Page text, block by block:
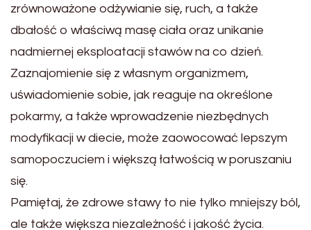
zrównoważone odżywianie się, ruch, a także
dbałość o właściwą masę ciała oraz unikanie
nadmiernej eksploatacji stawów na co dzień.
Zaznajomienie się z własnym organizmem,
uświadomienie sobie, jak reaguje na określone
pokarmy, a także wprowadzenie niezbędnych
modyfikacji w diecie, może zaowocować lepszym
samopoczuciem i większą łatwością w poruszaniu
się.
Pamiętaj, że zdrowe stawy to nie tylko mniejszy ból,
ale także większa niezależność i jakość życia.